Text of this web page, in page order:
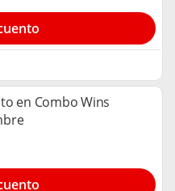
en Combo Wins